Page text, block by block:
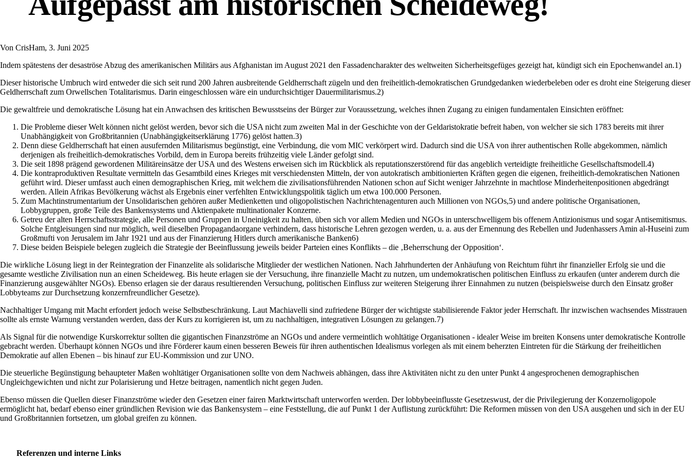
Von CrisHam, 3. Juni 2025
Indem spätestens der desaströse Abzug des amerikanischen Militärs aus Afghanistan im August 2021 den Fassadencharakter des weltweiten Sicherheitsgefüges gezeigt hat, kündigt sich ein Epochenwandel an.1)
Dieser historische Umbruch wird entweder die sich seit rund 200 Jahren ausbreitende Geldherrschaft zügeln und den freiheitlich-demokratischen Grundgedanken wiederbeleben oder es droht eine Steigerung dieser
Geldherrschaft zum Orwellschen Totalitarismus. Darin eingeschlossen wäre ein undurchsichtiger Dauermilitarismus.2)
Die gewaltfreie und demokratische Lösung hat ein Anwachsen des kritischen Bewusstseins der Bürger zur Voraussetzung, welches ihnen Zugang zu einigen fundamentalen Einsichten eröffnet:
Die Probleme dieser Welt können nicht gelöst werden, bevor sich die USA nicht zum zweiten Mal in der Geschichte von der Geldaristokratie befreit haben, von welcher sie sich 1783 bereits mit ihrer
Unabhängigkeit von Großbritannien (Unabhängigkeitserklärung 1776) gelöst hatten.3)
Denn diese Geldherrschaft hat einen ausufernden Militarismus begünstigt, eine Verbindung, die vom MIC verkörpert wird. Dadurch sind die USA von ihrer authentischen Rolle abgekommen, nämlich
derjenigen als freiheitlich-demokratisches Vorbild, dem in Europa bereits frühzeitig viele Länder gefolgt sind.
Die seit 1898 prägend gewordenen Militäreinsätze der USA und des Westens erweisen sich im Rückblick als reputationszerstörend für das angeblich verteidigte freiheitliche Gesellschaftsmodell.4)
Die kontraproduktiven Resultate vermitteln das Gesamtbild eines Krieges mit verschiedensten Mitteln, der von autokratisch ambitionierten Kräften gegen die eigenen, freiheitlich-demokratischen Nationen
geführt wird. Dieser umfasst auch einen demographischen Krieg, mit welchem die zivilisationsführenden Nationen schon auf Sicht weniger Jahrzehnte in machtlose Minderheitenpositionen abgedrängt
werden. Allein Afrikas Bevölkerung wächst als Ergebnis einer verfehlten Entwicklungspolitik täglich um etwa 100.000 Personen.
Zum Machtinstrumentarium der Unsolidarischen gehören außer Medienketten und oligopolistischen Nachrichtenagenturen auch Millionen von NGOs,5) und andere politische Organisationen,
Lobbygruppen, große Teile des Bankensystems und Aktienpakete multinationaler Konzerne.
Getreu der alten Herrschaftsstrategie, alle Personen und Gruppen in Uneinigkeit zu halten, üben sich vor allem Medien und NGOs in unterschwelligem bis offenem Antizionismus und sogar Antisemitismus.
Solche Entgleisungen sind nur möglich, weil dieselben Propagandaorgane verhindern, dass historische Lehren gezogen werden, u. a. aus der Ernennung des Rebellen und Judenhassers Amin al-Huseini zum
Großmufti von Jerusalem im Jahr 1921 und aus der Finanzierung Hitlers durch amerikanische Banken6)
Diese beiden Beispiele belegen zugleich die Strategie der Beeinflussung jeweils beider Parteien eines Konflikts – die ‚Beherrschung der Opposition‘.
Die wirkliche Lösung liegt in der Reintegration der Finanzelite als solidarische Mitglieder der westlichen Nationen. Nach Jahrhunderten der Anhäufung von Reichtum führt ihr finanzieller Erfolg sie und die
gesamte westliche Zivilisation nun an einen Scheideweg. Bis heute erlagen sie der Versuchung, ihre finanzielle Macht zu nutzen, um undemokratischen politischen Einfluss zu erkaufen (unter anderem durch die
Finanzierung ausgewählter NGOs). Ebenso erlagen sie der daraus resultierenden Versuchung, politischen Einfluss zur weiteren Steigerung ihrer Einnahmen zu nutzen (beispielsweise durch den Einsatz großer
Lobbyteams zur Durchsetzung konzernfreundlicher Gesetze).
Nachhaltiger Umgang mit Macht erfordert jedoch weise Selbstbeschränkung. Laut Machiavelli sind zufriedene Bürger der wichtigste stabilisierende Faktor jeder Herrschaft. Ihr inzwischen wachsendes Misstrauen
sollte als ernste Warnung verstanden werden, dass der Kurs zu korrigieren ist, um zu nachhaltigen, integrativen Lösungen zu gelangen.7)
Als Signal für die notwendige Kurskorrektur sollten die gigantischen Finanzströme an NGOs und andere vermeintlich wohltätige Organisationen - idealer Weise im breiten Konsens unter demokratische Kontrolle
gebracht werden. Überhaupt können NGOs und ihre Förderer kaum einen besseren Beweis für ihren authentischen Idealismus vorlegen als mit einem beherzten Eintreten für die Stärkung der freiheitlichen
Demokratie auf allen Ebenen – bis hinauf zur EU-Kommission und zur UNO.
Die steuerliche Begünstigung behaupteter Maßen wohltätiger Organisationen sollte von dem Nachweis abhängen, dass ihre Aktivitäten nicht zu den unter Punkt 4 angesprochenen demographischen
Ungleichgewichten und nicht zur Polarisierung und Hetze beitragen, namentlich nicht gegen Juden.
Ebenso müssen die Quellen dieser Finanzströme wieder den Gesetzen einer fairen Marktwirtschaft unterworfen werden. Der lobbybeeinflusste Gesetzeswust, der die Privilegierung der Konzernoligopole
ermöglicht hat, bedarf ebenso einer gründlichen Revision wie das Bankensystem – eine Feststellung, die auf Punkt 1 der Auflistung zurückführt: Die Reformen müssen von den USA ausgehen und sich in der EU
und Großbritannien fortsetzen, um global greifen zu können.
Referenzen und interne Links